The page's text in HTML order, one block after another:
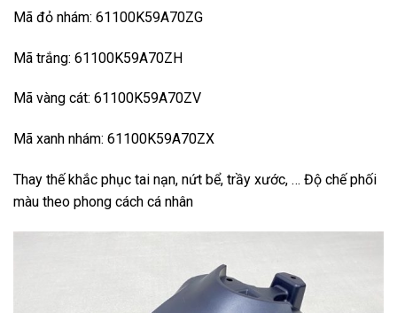
Mã đỏ nhám: 61100K59A70ZG
Mã trắng: 61100K59A70ZH
Mã vàng cát: 61100K59A70ZV
Mã xanh nhám: 61100K59A70ZX
Thay thế khắc phục tai nạn, nứt bể, trầy xước, … Độ chế phối
màu theo phong cách cá nhân